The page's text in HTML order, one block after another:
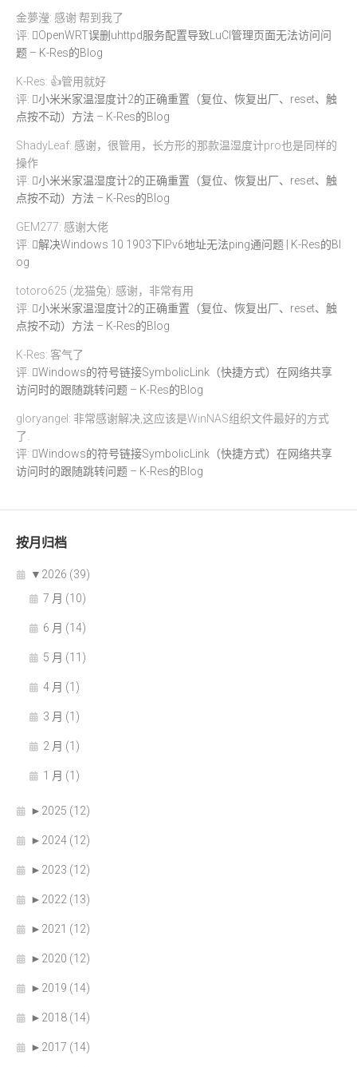
金夢瀅: 感谢 帮到我了
评:
OpenWRT误删uhttpd服务配置导致LuCI管理页面无法访问问
题 – K-Res的Blog
K-Res: 👍管用就好
评:
小米米家温湿度计2的正确重置（复位、恢复出厂、reset、触
点按不动）方法 – K-Res的Blog
ShadyLeaf: 感谢，很管用，长方形的那款温湿度计pro也是同样的
操作
评:
小米米家温湿度计2的正确重置（复位、恢复出厂、reset、触
点按不动）方法 – K-Res的Blog
GEM277: 感谢大佬
评:
解决Windows 10 1903下IPv6地址无法ping通问题 | K-Res的Bl
og
totoro625 (龙猫兔): 感谢，非常有用
评:
小米米家温湿度计2的正确重置（复位、恢复出厂、reset、触
点按不动）方法 – K-Res的Blog
K-Res: 客气了
评:
Windows的符号链接SymbolicLink（快捷方式）在网络共享
访问时的跟随跳转问题 – K-Res的Blog
gloryangel: 非常感谢解决,这应该是WinNAS组织文件最好的方式
了.
评:
Windows的符号链接SymbolicLink（快捷方式）在网络共享
访问时的跟随跳转问题 – K-Res的Blog
按月归档
▼ 2026 (39)
7 月 (10)
6 月 (14)
5 月 (11)
4 月 (1)
3 月 (1)
2 月 (1)
1 月 (1)
► 2025 (12)
► 2024 (12)
► 2023 (12)
► 2022 (13)
► 2021 (12)
► 2020 (12)
► 2019 (14)
► 2018 (14)
► 2017 (14)